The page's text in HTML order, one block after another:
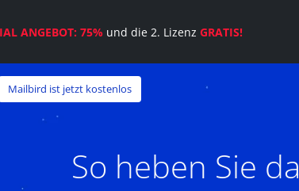
Mailbird ist jetzt kostenlos
So heben Sie
ANGEBOT: 75% und die 2. LizenzGRATIS!